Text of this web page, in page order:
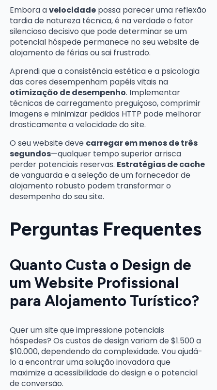
Embora avelocidade possa parecer uma reflexão
tardia de natureza técnica, é na verdade o fator
silencioso decisivo que pode determinar se um
potencial hóspede permanece no seu website de
alojamento de férias ou sai frustrado.
Aprendi que a consistência estética e a psicologia
das cores desempenham papéis vitais na
otimização de desempenho. Implementar
técnicas de carregamento preguiçoso, comprimir
imagens e minimizar pedidos HTTP pode melhorar
drasticamente a velocidade do site.
O seu website deve carregar em menos de três
segundos—qualquer tempo superior arrisca
perder potenciais reservas. Estratégias de cache
de vanguarda e a seleção de um fornecedor de
alojamento robusto podem transformar o
desempenho do seu site.
Perguntas Frequentes
Quanto Custa o Design de
um Website Profissional
para Alojamento Turístico?
Quer um site que impressione potenciais
hóspedes? Os custos de design variam de $1.500 a
$10.000, dependendo da complexidade. Vou ajudá-
lo a encontrar uma solução inovadora que
maximize a acessibilidade do design e o potencial
de conversão.